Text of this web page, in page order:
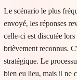
Le scénario le plus
envoyé, les réponses
celle-ci est discutée
brièvement reconnus.
stratégique. Le
bien eu lieu, mais il ne